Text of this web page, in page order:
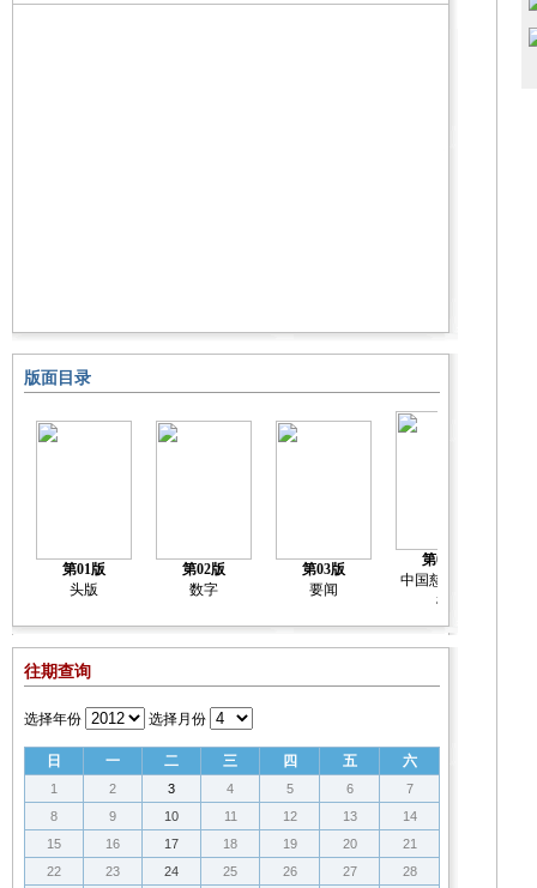
版面目录
第01版
头版
第02版
数字
第03版
要闻
第04版
中国慈善排行
榜
往期查询
选择年份 选择月份
日 一 二 三 四 五 六
1 2 3 4 5 6
7
8
9 10 11 12 13
14
15
16 17 18 19 20
21
22
23 24 25 26 27
28